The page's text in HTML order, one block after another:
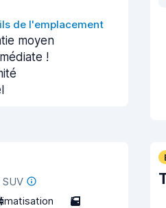
de l'emplacement
moyen
!
5